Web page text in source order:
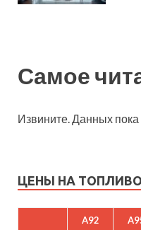
Самое
Извините. Данных пока
ЦЕНЫ НА ТОПЛИВО
A92